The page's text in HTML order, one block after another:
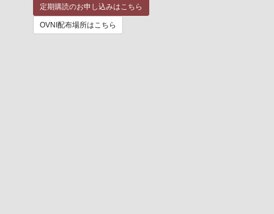
定期購読のお申し込みはこちら
OVNI配布場所はこちら